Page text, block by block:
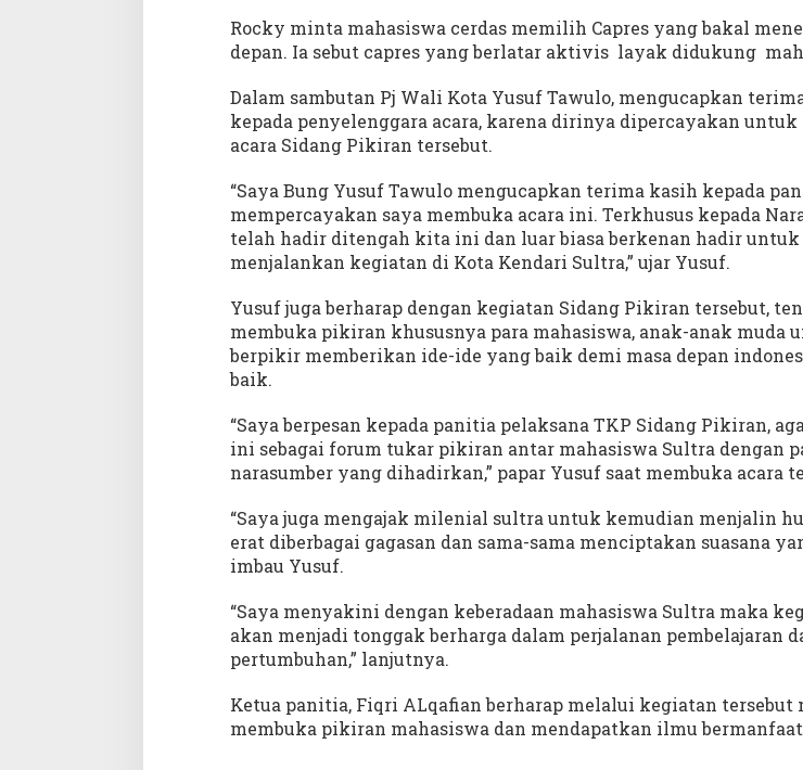
r
o
k
y
g
r
n
g
Rocky minta mahasiswa cerdas memilih Capres yang bakal
depan. Ia sebut capres yang berlatar aktivis layak didukung
Dalam sambutan Pj Wali Kota Yusuf Tawulo, mengucapkan
kepada penyelenggara acara, karena dirinya dipercayakan untuk
acara Sidang Pikiran tersebut.
“Saya Bung Yusuf Tawulo mengucapkan terima kasih kepada
mempercayakan saya membuka acara ini. Terkhusus kepada
telah hadir ditengah kita ini dan luar biasa berkenan hadir untuk
menjalankan kegiatan di Kota Kendari Sultra,” ujar Yusuf.
Yusuf juga berharap dengan kegiatan Sidang Pikiran tersebut,
membuka pikiran khususnya para mahasiswa, anak-anak muda
berpikir memberikan ide-ide yang baik demi masa depan
baik.
“Saya berpesan kepada panitia pelaksana TKP Sidang Pikiran,
ini sebagai forum tukar pikiran antar mahasiswa Sultra dengan
narasumber yang dihadirkan,” papar Yusuf saat membuka acara
“Saya juga mengajak milenial sultra untuk kemudian menjalin
erat diberbagai gagasan dan sama-sama menciptakan suasana
imbau Yusuf.
“Saya menyakini dengan keberadaan mahasiswa Sultra maka
akan menjadi tonggak berharga dalam perjalanan pembelajaran
pertumbuhan,” lanjutnya.
Ketua panitia, Fiqri ALqafian berharap melalui kegiatan tersebut
membuka pikiran mahasiswa dan mendapatkan ilmu